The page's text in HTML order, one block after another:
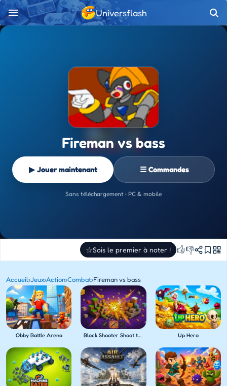
Universflash
Fireman vs bass
▶ Jouer maintenant ☰ Commandes
Sans téléchargement • PC & mobile
☆Sois le premier à noter ! 👍👎
Accueil›Jeux›Action›Combat›Fireman vs bass
Obby Battle Arena Block Shooter Shoot the Blocks! Up Hero